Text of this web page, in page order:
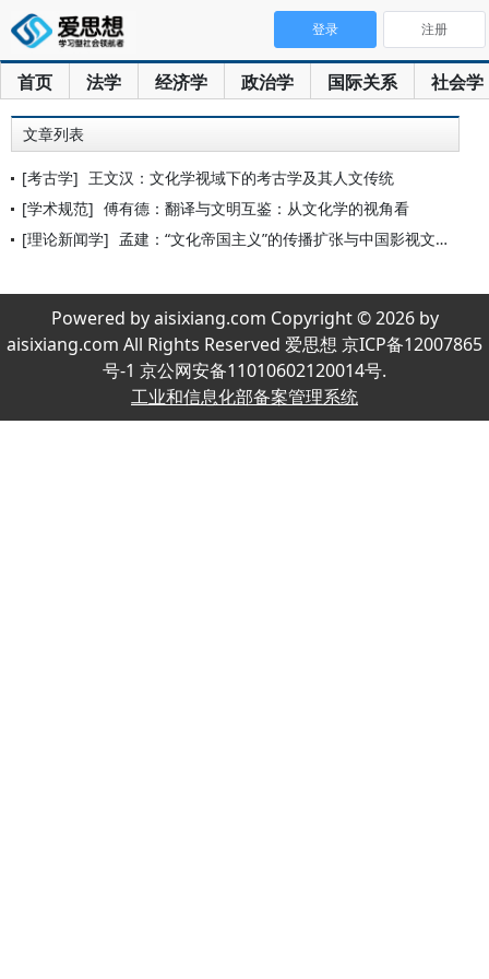
首页 法学 经济学 政治学 国际关系 社会学
登录 注册
文章列表
[考古学] 王文汉：文化学视域下的考古学及其人文传统
[学术规范] 傅有德：翻译与文明互鉴：从文化学的视角看
[理论新闻学] 孟建：“文化帝国主义”的传播扩张与中国影视文化的反弹
Powered by aisixiang.com Copyright © 2026 by
aisixiang.com All Rights Reserved 爱思想 京ICP备12007865
号-1 京公网安备11010602120014号.
工业和信息化部备案管理系统